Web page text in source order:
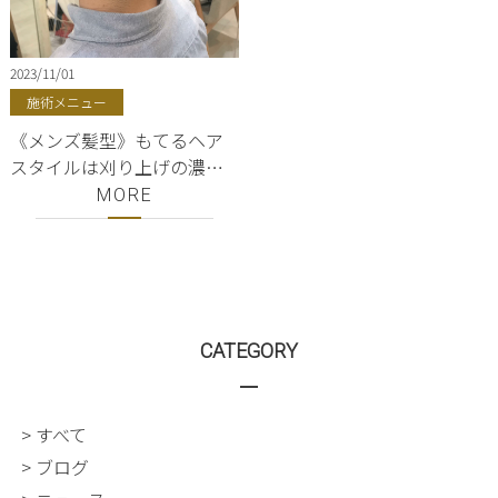
2023/11/01
施術メニュー
《メンズ髪型》もてるヘア
スタイルは刈り上げの濃さ
が大事！ 東京都内中央
区・銀座・東銀座・有楽町
MORE
CATEGORY
> すべて
> ブログ